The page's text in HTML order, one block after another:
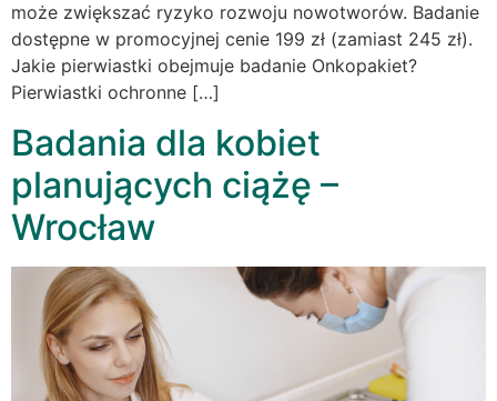
może zwiększać ryzyko rozwoju nowotworów. Badanie
dostępne w promocyjnej cenie 199 zł (zamiast 245 zł).
Jakie pierwiastki obejmuje badanie Onkopakiet?
Pierwiastki ochronne […]
Badania dla kobiet
planujących ciążę –
Wrocław